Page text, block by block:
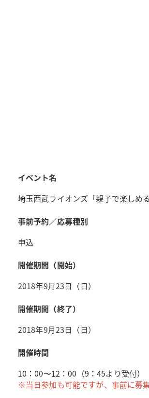
イベント名
埼玉西武ライオンズ「親子で楽しめ
事前予約／応募種別
申込
開催期間（開始）
2018年9月23日（日）
開催期間（終了）
2018年9月23日（日）
開催時間
10：00〜12：00（9：45より受付）
※当日参加も可能ですが、事前に募